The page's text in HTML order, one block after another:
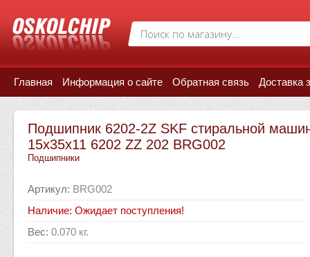
Главная Информация о сайте Обратная связь Доставка
Подшипник 6202-2Z SKF стиральной
15x35x11 6202 ZZ 202 BRG002
Подшипники
Артикул: BRG002
Наличие: Ожидает поступления!
Вес: 0.070 кг.